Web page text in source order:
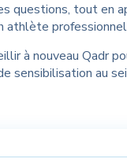
tout en
athlète
à nouveau Qadr
sensibilisation au